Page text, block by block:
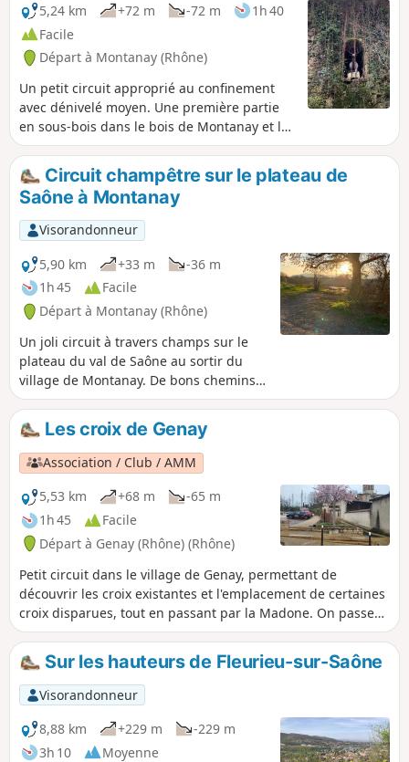
5,24 km
+72 m -72 m
1h 40
Facile
Départ à Montanay (Rhône)
Un petit circuit approprié au confinement
avec dénivelé moyen. Une première partie
en sous-bois dans le bois de Montanay et la
seconde
Circuit champêtre sur le plateau de
Saône à Montanay
Visorandonneur
5,90 km
+33 m
-36 m
1h 45
Facile
Départ à Montanay (Rhône)
Un joli circuit à travers champs sur le
plateau du val de Saône au sortir du
village de Montanay. De bons chemins
de campagne, dénivelé limité avec
néanmoins un ou deux passages de
sentier assez abrupts et terreux
(passage dans des combes) pouvant
être glissants par temps de pluie.
Les croix de Genay
Association / Club / AMM
5,53 km
+68 m
-65 m
1h 45
Facile
Départ à Genay (Rhône) (Rhône)
Petit circuit dans le village de Genay, permettant de
découvrir les croix existantes et l'emplacement de certaines
croix disparues, tout en passant par la Madone. On passe
du centre village et ses maisons de ville, aux rues un peu
plus végétalisées, avec quelques anciennes fermes, dont un
passage aller-retour empruntant un chemin parmi les
champs.
Sur les hauteurs de Fleurieu-sur-Saône
Visorandonneur
8,88 km
+229 m
-229 m
3h 10
Moyenne